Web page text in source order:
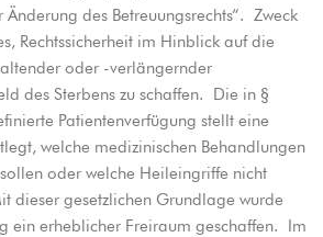
Änderung des Betreuungsrechts“. Zweck
Rechtssicherheit im Hinblick auf die
oder -verlängernder
des Sterbens zu schaffen. Die in §
Patientenverfügung stellt eine
welche medizinischen Behandlungen
oder welche Heileingriffe nicht
dieser gesetzlichen Grundlage wurde
ein erheblicher Freiraum geschaffen. Im